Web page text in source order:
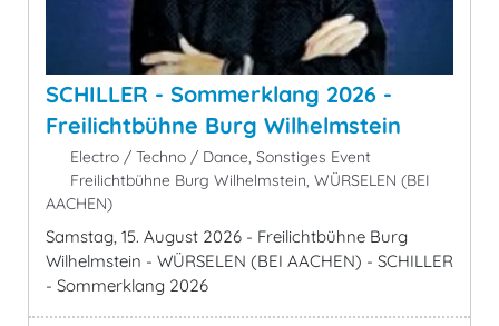
SCHILLER - Sommerklang 2026 -
Freilichtbühne Burg Wilhelmstein
Electro / Techno / Dance, Sonstiges Event
Freilichtbühne Burg Wilhelmstein, WÜRSELEN (BEI
AACHEN)
Samstag, 15. August 2026 - Freilichtbühne Burg
Wilhelmstein - WÜRSELEN (BEI AACHEN) - SCHILLER
- Sommerklang 2026